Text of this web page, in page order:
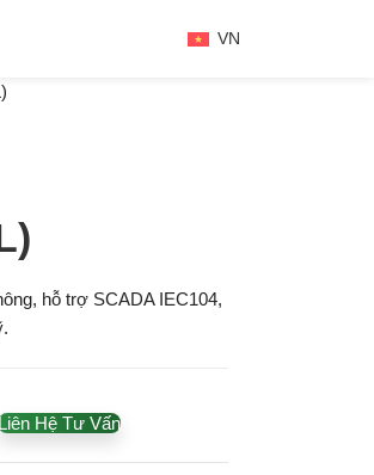
VN
hỗ trợ SCADA IEC104,
Hệ Tư Vấn